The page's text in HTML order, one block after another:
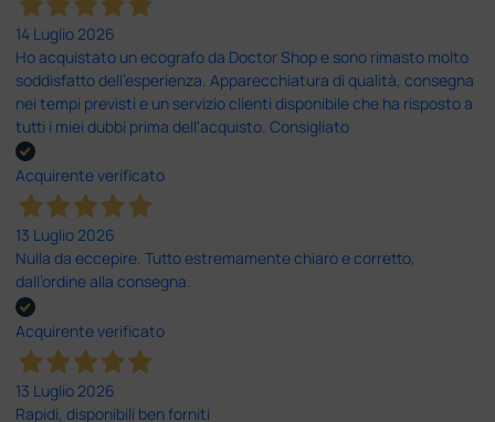
14 Luglio 2026
Ho acquistato un ecografo da Doctor Shop e sono rimasto molto
soddisfatto dell'esperienza. Apparecchiatura di qualità, consegna
nei tempi previsti e un servizio clienti disponibile che ha risposto a
tutti i miei dubbi prima dell'acquisto. Consigliato
Acquirente verificato
13 Luglio 2026
Nulla da eccepire. Tutto estremamente chiaro e corretto,
dall’ordine alla consegna.
Acquirente verificato
13 Luglio 2026
Rapidi, disponibili ben forniti